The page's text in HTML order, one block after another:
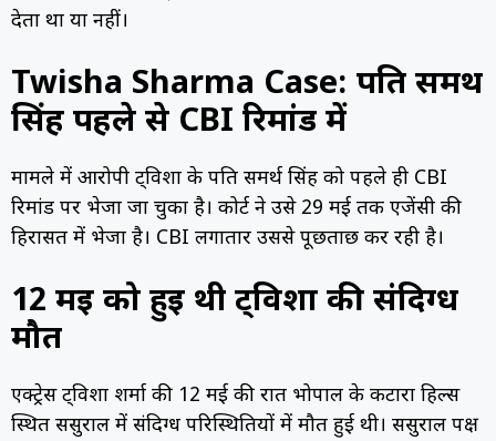
देता था या नहीं।
Twisha Sharma Case: पति समर्थ
सिंह पहले से CBI रिमांड में
मामले में आरोपी ट्विशा के पति समर्थ सिंह को पहले ही CBI
रिमांड पर भेजा जा चुका है। कोर्ट ने उसे 29 मई तक एजेंसी की
हिरासत में भेजा है। CBI लगातार उससे पूछताछ कर रही है।
12 मई को हुई थी ट्विशा की संदिग्ध
मौत
एक्ट्रेस ट्विशा शर्मा की 12 मई की रात भोपाल के कटारा हिल्स
स्थित ससुराल में संदिग्ध परिस्थितियों में मौत हुई थी। ससुराल पक्ष